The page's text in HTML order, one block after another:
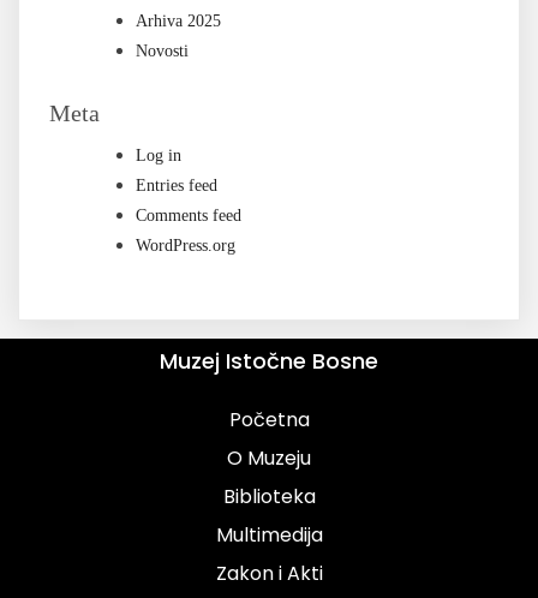
Arhiva 2025
Novosti
Meta
Log in
Entries feed
Comments feed
WordPress.org
Muzej Istočne Bosne
Početna
O Muzeju
Biblioteka
Multimedija
Zakon i Akti